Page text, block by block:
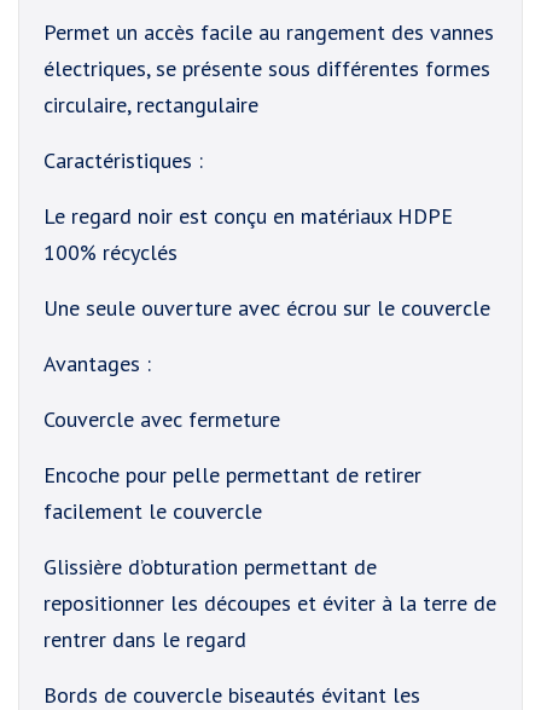
Permet un accès facile au rangement des vannes
électriques, se présente sous différentes formes
circulaire, rectangulaire
Caractéristiques :
Le regard noir est conçu en matériaux HDPE
100% récyclés
Une seule ouverture avec écrou sur le couvercle
Avantages :
Couvercle avec fermeture
Encoche pour pelle permettant de retirer
facilement le couvercle
Glissière d’obturation permettant de
repositionner les découpes et éviter à la terre de
rentrer dans le regard
Bords de couvercle biseautés évitant les